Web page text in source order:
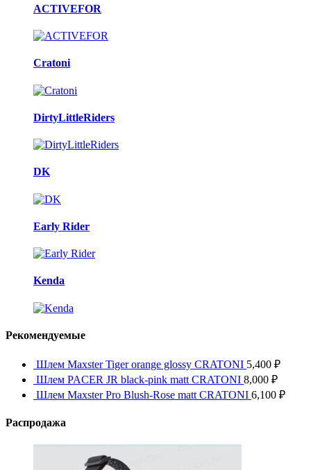
ACTIVEFOR
Cratoni
DirtyLittleRiders
DK
Early Rider
Kenda
Рекомендуемые
Шлем Maxster Tiger orange glossy CRATONI 5,400 ₽
Шлем PACER JR black-pink matt CRATONI 8,000 ₽
Шлем Maxster Pro Blush-Rose matt CRATONI 6,100 ₽
Распродажа